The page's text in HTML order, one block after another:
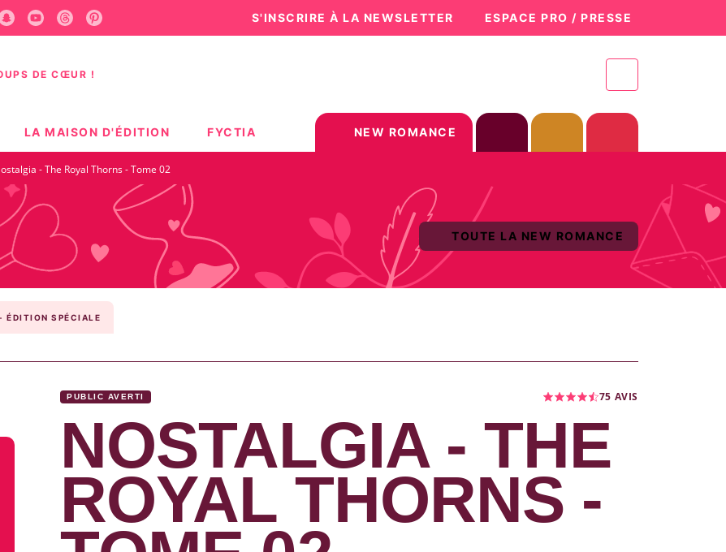
PIED DE PAGE
S'INSCRIRE À LA NEWSLETTER ESPACE PRO / PRESSE
DE CŒUR !
LA MAISON D'ÉDITION FYCTIA NEW ROMANCE
- The Royal Thorns - Tome 02
TOUTE LA NEW ROMANCE
ÉDITION SPÉCIALE
PUBLIC AVERTI 75 AVIS
NOSTALGIA - THE
ROYAL THORNS -